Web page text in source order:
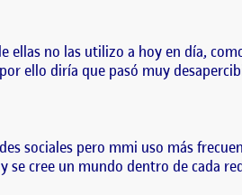
ellas no las utilizo a hoy en día,
ello diría que pasó muy
sociales pero mmi uso más
cree un mundo dentro de cada